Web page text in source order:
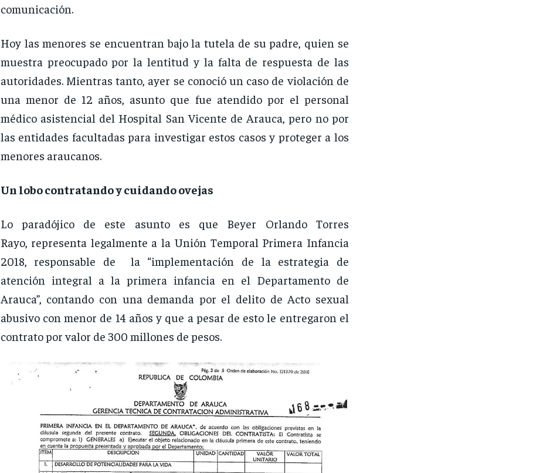
comunicación.
Hoy las menores se encuentran bajo la tutela de su padre, quien se
muestra preocupado por la lentitud y la falta de respuesta de las
autoridades. Mientras tanto, ayer se conoció un caso de violación de
una menor de 12 años, asunto que fue atendido por el personal
médico asistencial del Hospital San Vicente de Arauca, pero no por
las entidades facultadas para investigar estos casos y proteger a los
menores araucanos.
Un lobo contratando y cuidando ovejas
Lo paradójico de este asunto es que Beyer Orlando Torres
Rayo, representa legalmente a la Unión Temporal Primera Infancia
2018, responsable de la “implementación de la estrategia de
atención integral a la primera infancia en el Departamento de
Arauca”, contando con una demanda por el delito de Acto sexual
abusivo con menor de 14 años y que a pesar de esto le entregaron el
contrato por valor de 300 millones de pesos.